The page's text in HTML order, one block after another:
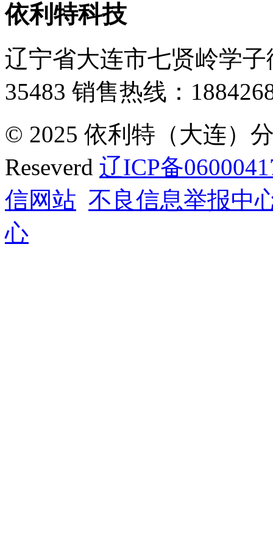
依利特科技
辽宁省大连市七贤岭学子
35483 销售热线：
© 2025 依利特（大连）
Reseverd 辽ICP备
信网站 不良信息举报中
心